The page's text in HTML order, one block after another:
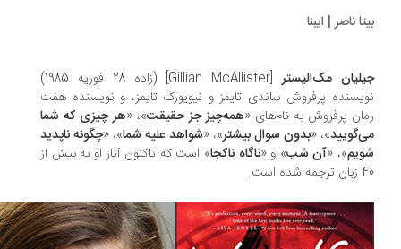
ناصر | ایبنا
مک‌الیستر
[Gillian McAllister] (زاده 28 فوریه 1985)
پرفروش ساندی تایمز و نیویورک تایمز، و نویسنده هفت
پرفروش به نام‌های «همه‌چیز جز حقیقت»، «هر چیزی که شما
»، «بدون سوال بیشتر»، «شواهد علیه شما»، «چگونه ناپدید
»، «آن شب» و «ناگاه ناکجا» است که تاکنون آثار او به بیش از